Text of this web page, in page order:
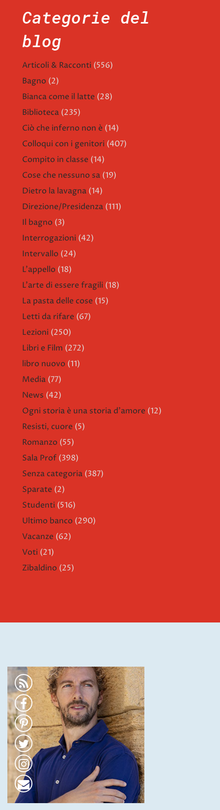
Categorie del
blog
Articoli & Racconti (556)
Bagno (2)
Bianca come il latte (28)
Biblioteca (235)
Ciò che inferno non è (14)
Colloqui con i genitori (407)
Compito in classe (14)
Cose che nessuno sa (19)
Dietro la lavagna (14)
Direzione/Presidenza (111)
Il bagno (3)
Interrogazioni (42)
Intervallo (24)
L'appello (18)
L'arte di essere fragili (18)
La pasta delle cose (15)
Letti da rifare (67)
Lezioni (250)
Libri e Film (272)
libro nuovo (11)
Media (77)
News (42)
Ogni storia è una storia d'amore (12)
Resisti, cuore (5)
Romanzo (55)
Sala Prof (398)
Senza categoria (387)
Sparate (2)
Studenti (516)
Ultimo banco (290)
Vacanze (62)
Voti (21)
Zibaldino (25)